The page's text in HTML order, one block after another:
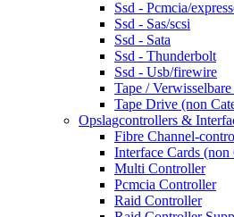
Ssd - Pcmcia/
Ssd - Sas/scsi
Ssd - Sata
Ssd - Thunderbolt
Ssd - Usb/firewire
Tape /
Tape Drive (non
Opslagcontrollers &
Fibre Channel-
Interface Cards (non
Multi Controller
Pcmcia Controller
Raid Controller